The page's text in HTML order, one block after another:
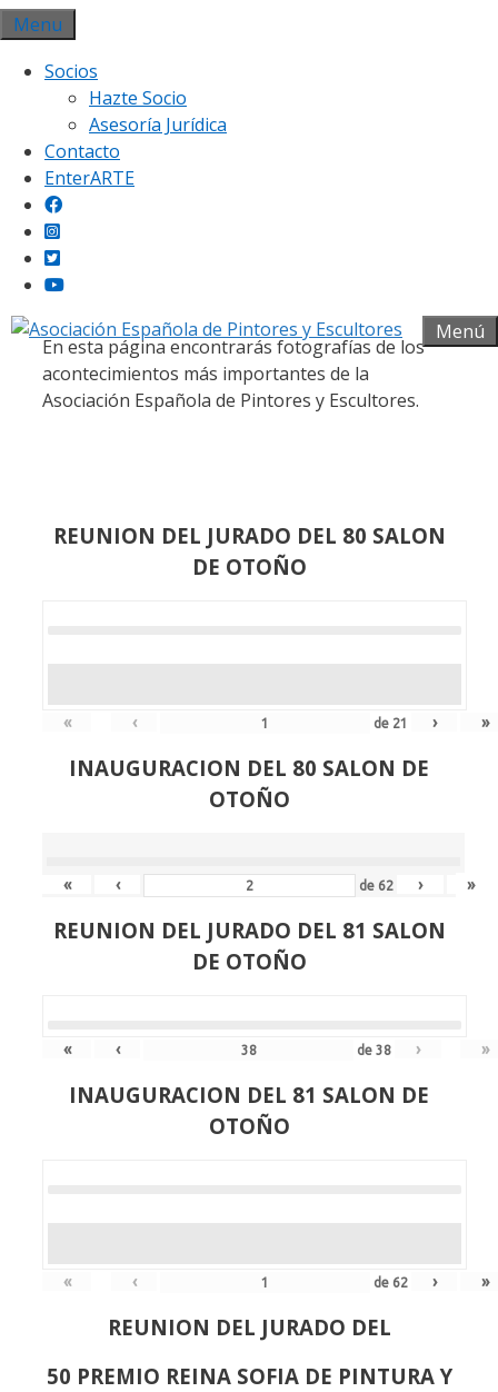
Saltar
al
contenido
Menu
Socios
Hazte Socio
Asesoría Jurídica
Contacto
EnterARTE
Menú
Galería fotográfica
En esta página encontrarás fotografías de los
acontecimientos más importantes de la
Asociación Española de Pintores y Escultores.
REUNION DEL JURADO DEL 80 SALON
DE OTOÑO
« ‹ de 21 › »
INAUGURACION DEL 80 SALON DE
OTOÑO
« ‹ de 62 › »
REUNION DEL JURADO DEL 81 SALON
DE OTOÑO
« ‹ de38 › »
INAUGURACION DEL 81 SALON DE
OTOÑO
« ‹ de 62 › »
REUNION DEL JURADO DEL
50 PREMIO REINA SOFIA DE PINTURA Y